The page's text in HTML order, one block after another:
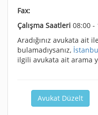
Fax:
Çalışma Saatleri 08:00 -
Aradığınız avukata ait
bulamadıysanız,
ilgili avukata ait arama
Avukat Düzelt